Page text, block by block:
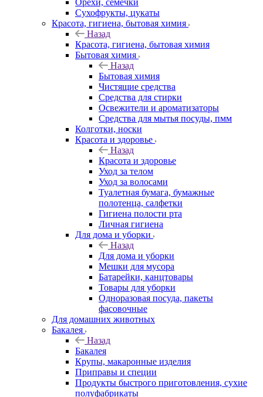
Орехи, семечки
Сухофрукты, цукаты
Красота, гигиена, бытовая химия
Назад
Красота, гигиена, бытовая химия
Бытовая химия
Назад
Бытовая химия
Чистящие средства
Средства для стирки
Освежители и ароматизаторы
Средства для мытья посуды, пмм
Колготки, носки
Красота и здоровье
Назад
Красота и здоровье
Уход за телом
Уход за волосами
Туалетная бумага, бумажные
полотенца, салфетки
Гигиена полости рта
Личная гигиена
Для дома и уборки
Назад
Для дома и уборки
Мешки для мусора
Батарейки, канцтовары
Товары для уборки
Одноразовая посуда, пакеты
фасовочные
Для домашних животных
Бакалея
Назад
Бакалея
Крупы, макаронные изделия
Приправы и специи
Продукты быстрого приготовления, сухие
полуфабрикаты